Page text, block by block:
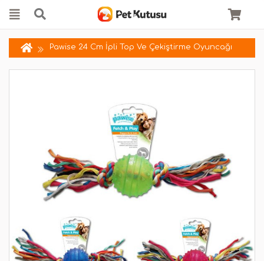
Pawise 24 Cm İpli Top Ve Çekiştirme Oyuncağı